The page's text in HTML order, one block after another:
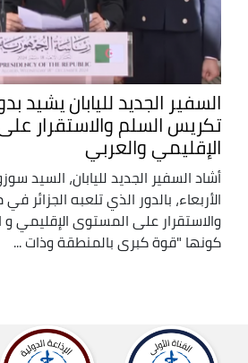
السفير الجديد لليابان يشيد
تكريس السلم والاستقرار
الإقليمي والعربي
أشاد السفير الجديد لليابان، السيد
الأربعاء، بالدور الذي تلعبه الجزائر
والاستقرار على المستوى الإقليمي و
كونها "قوة كبرى بالمنطقة وذات ...